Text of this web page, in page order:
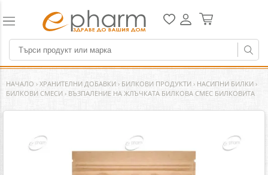
НАЧАЛО › ХРАНИТЕЛНИ ДОБАВКИ › БИЛКОВИ ПРОДУКТИ › НАСИПНИ БИЛКИ ›
БИЛКОВИ СМЕСИ › ВЪЗПАЛЕНИЕ НА ЖЛЪЧКАТА БИЛКОВА СМЕС БИЛКОВИТА